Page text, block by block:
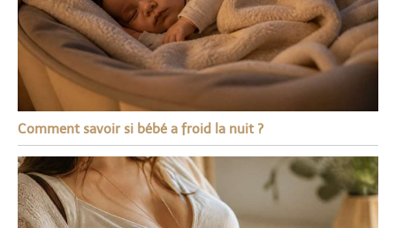
Comment savoir si bébé a froid la nuit ?